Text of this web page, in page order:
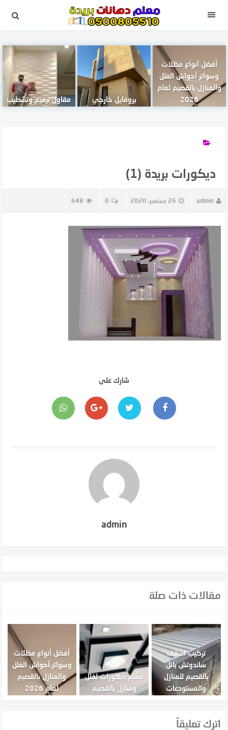
القائمة
أفضل أنواع مظلات
وسواتر أحواش الفلل
والمنازل بالقصيم لعام
2026
بروفايل خارجي مقاول ترميم وتشطيب
ديكورات بريدة (1)
admin 26 سبتمبر، 2020 0
648
شارك على
admin
مقالات ذات صلة
تركيب اسقف
ساندوتش بانل
بالقصيم للمنازل
والمستودعات
معلم ديكورات لفلل
ومنازل بالقصيم
أفضل أنواع مظلات
وسواتر أحواش الفلل
والمنازل بالقصيم
لعام 2026
اترك تعليقاً